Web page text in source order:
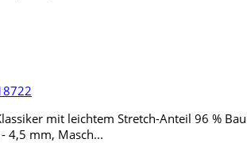
mit leichtem Stretch-Anteil 96 %
4,5 mm, Masch...